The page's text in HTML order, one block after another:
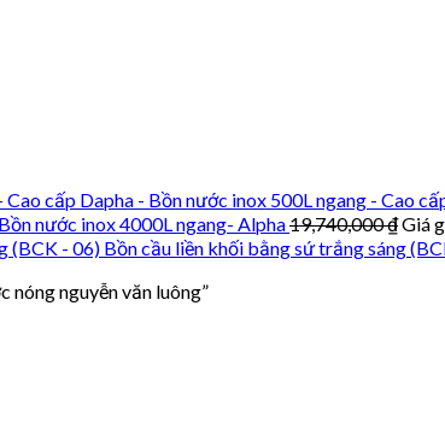
Dapha - Bồn nước inox 500L ngang - Cao
Bồn nước inox 4000L ngang- Alpha19,740,000₫Giá
Bồn cầu liền khối bằng sứ trắng sáng
nóng nguyễn văn luông”